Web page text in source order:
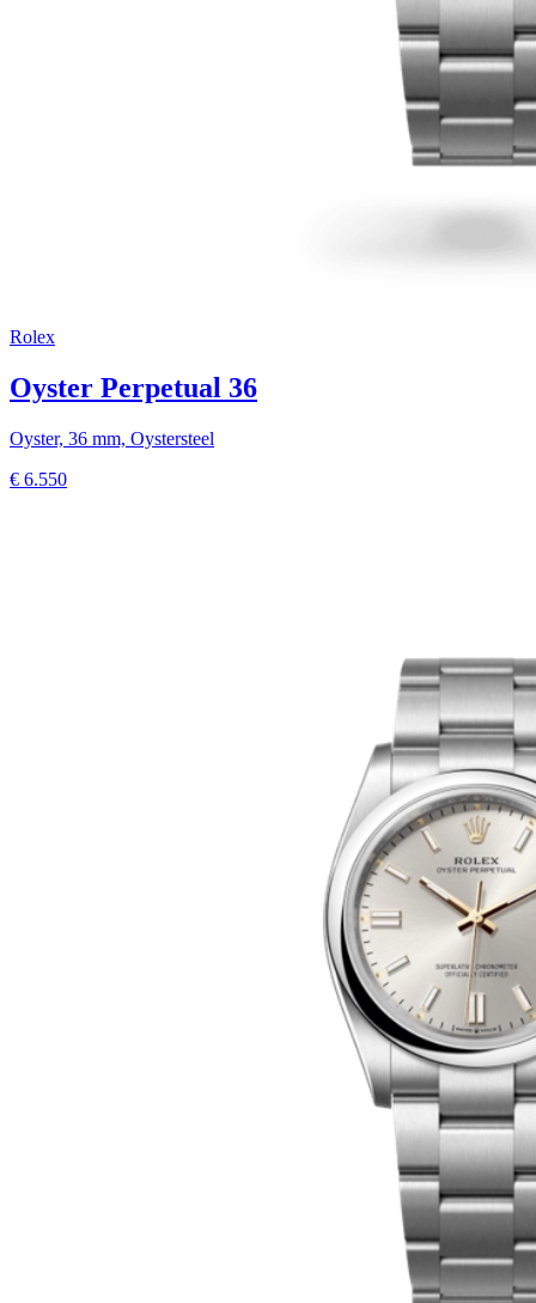
Rolex
Oyster Perpetual 36
Oyster, 36 mm, Oystersteel
€ 6.550